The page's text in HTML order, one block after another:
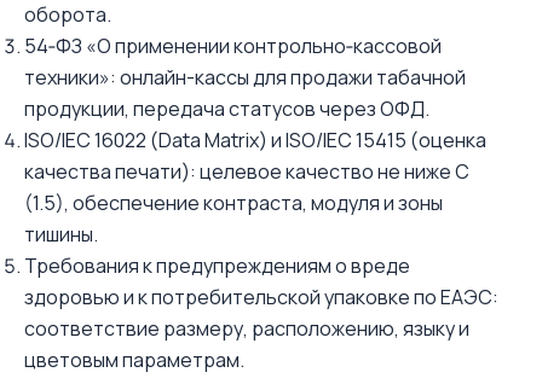
оборота.
54‑ФЗ «О применении контрольно‑кассовой
техники»: онлайн-кассы для продажи табачной
продукции, передача статусов через ОФД.
ISO/IEC 16022 (Data Matrix) и ISO/IEC 15415 (оценка
качества печати): целевое качество не ниже C
(1.5), обеспечение контраста, модуля и зоны
тишины.
Требования к предупреждениям о вреде
здоровью и к потребительской упаковке по ЕАЭС:
соответствие размеру, расположению, языку и
цветовым параметрам.